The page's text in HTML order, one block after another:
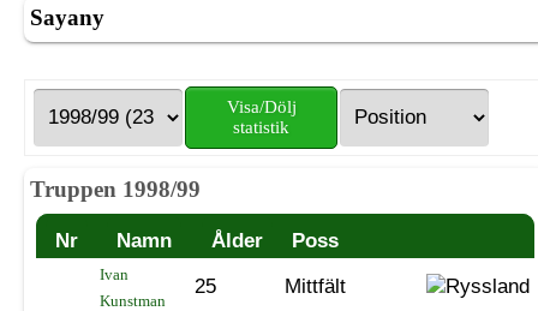
Sayany
Visa/Dölj
statistik
Truppen 1998/99
Nr Namn Ålder Poss
Ivan
Kunstman
25 Mittfält